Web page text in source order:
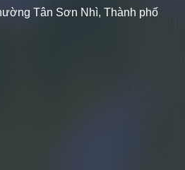
Tân Sơn Nhì, Thành phố